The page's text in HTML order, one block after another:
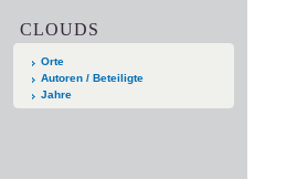
CLOUDS
Orte
Autoren / Beteiligte
Jahre